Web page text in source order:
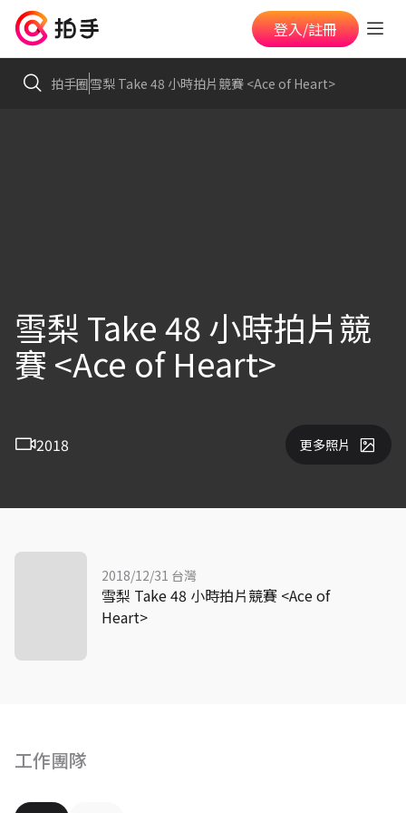
登入/註冊
拍手圈雪梨 Take 48 小時拍片競賽 <Ace of Heart>
雪梨 Take 48 小時拍片競
賽 <Ace of Heart>
2018 更多照片
工作團隊
2018/12/31 台灣
雪梨 Take 48 小時拍片競賽 <Ace of
Heart>